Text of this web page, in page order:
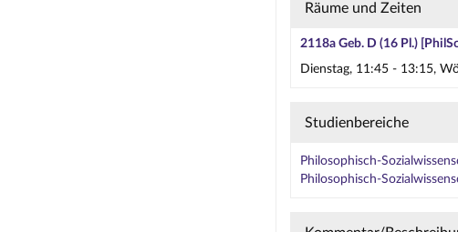
Räume und Zeiten
2118a Geb. D (16 Pl.)
Dienstag, 11:45 - 13:15,
Studienbereiche
Philosophisch-
Philosophisch-